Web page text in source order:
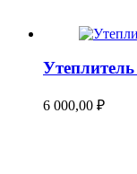
6 000,00 ₽